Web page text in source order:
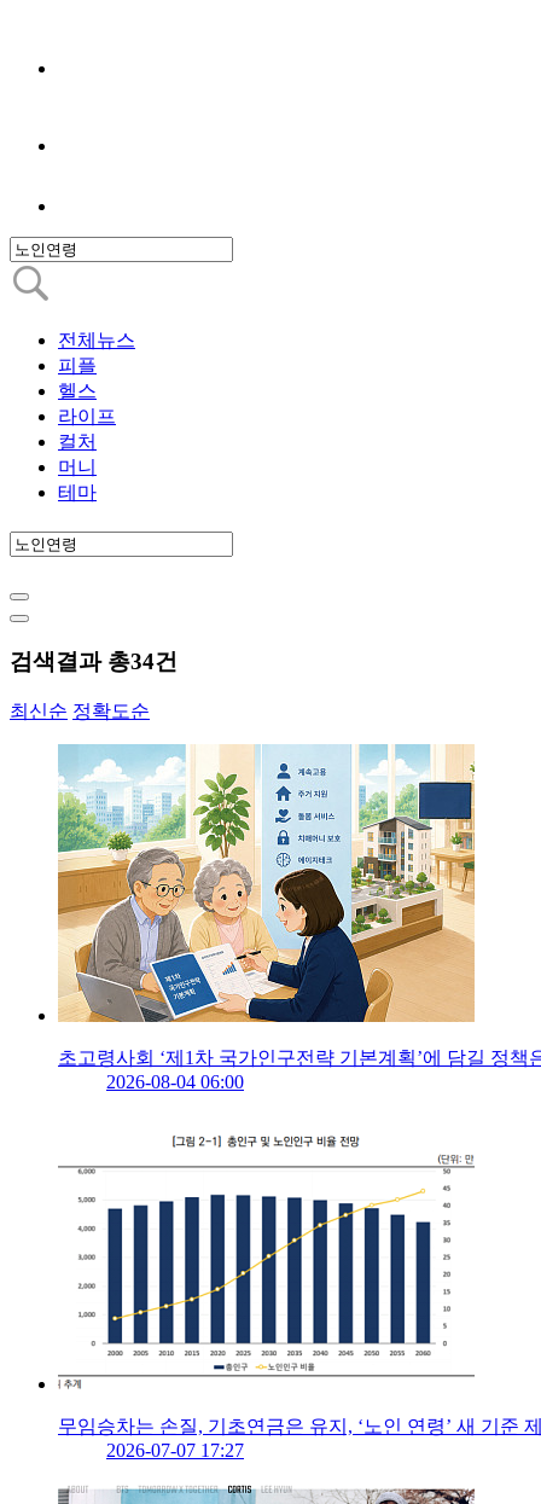
전체뉴스
피플
헬스
라이프
컬처
머니
테마
검색결과 총34건
최신순 정확도순
초고령사회 ‘제1차 국가인구전략 기본계획’에 담길 정책
2026-08-04 06:00
무임승차는 손질, 기초연금은 유지, ‘노인 연령’ 새 기준
2026-07-07 17:27